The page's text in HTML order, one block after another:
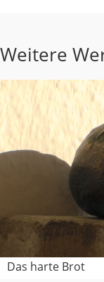
Weitere
Das harte Brot